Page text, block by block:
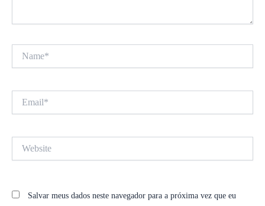
Salvar meus dados neste navegador para a próxima vez que eu